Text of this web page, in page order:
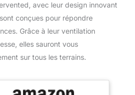
avec leur design innovant
conçues pour répondre
Grâce à leur ventilation
elles sauront vous
sur tous les terrains.